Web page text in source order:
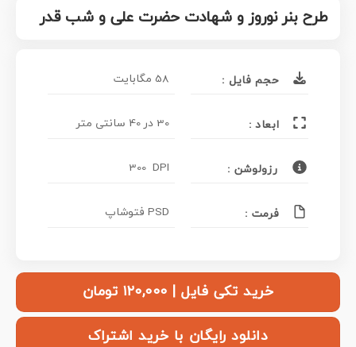
طرح بنر نوروز و شهادت حضرت علی و شب قدر
حجم فایل : 58 مگابایت
ابعاد : 30 در 40 سانتی متر
رزولوشن : 300 DPI
فرمت : PSD فتوشاپ
خرید تکی فایل | ۱۲۰,۰۰۰ تومان
دانلود رایگان با خرید اشتراک